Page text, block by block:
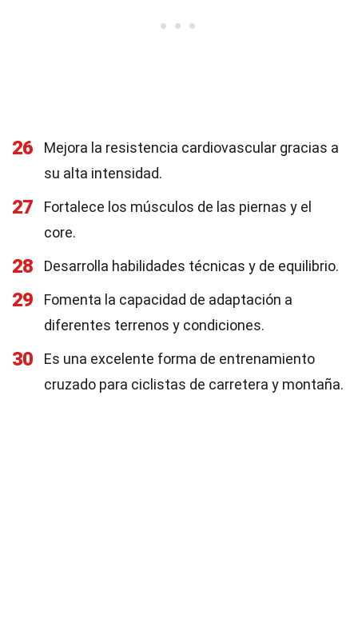
26
Mejora la resistencia cardiovascular gracias a
su alta intensidad.
27
Fortalece los músculos de las piernas y el
core.
28 Desarrolla habilidades técnicas y de equilibrio.
29
Fomenta la capacidad de adaptación a
diferentes terrenos y condiciones.
30
Es una excelente forma de entrenamiento
cruzado para ciclistas de carretera y montaña.